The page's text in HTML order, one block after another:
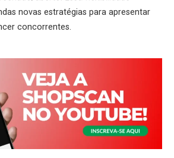
novas estratégias para apresentar
concorrentes.